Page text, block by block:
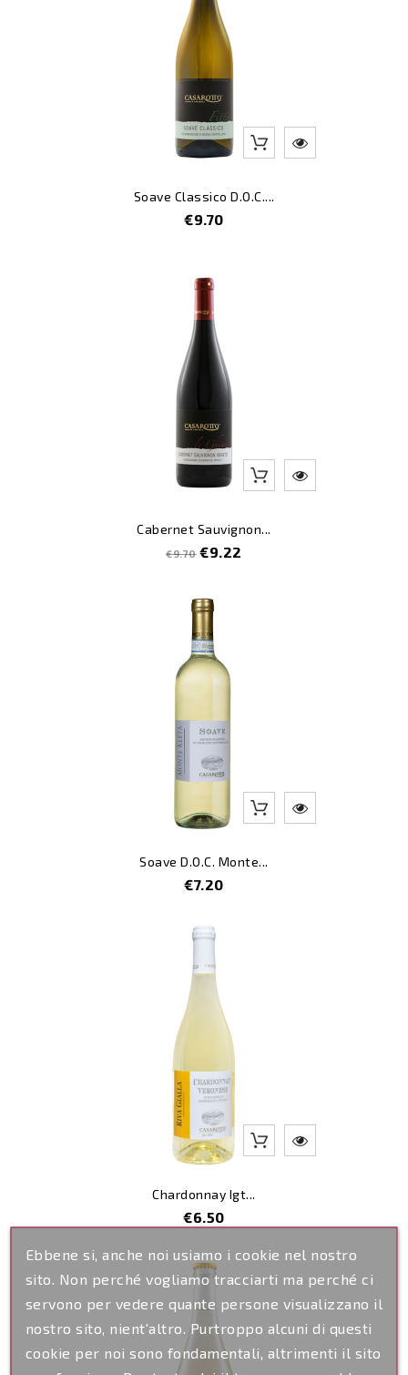
Soave Classico D.O.C....
Price
€9.70
Cabernet Sauvignon...
Regular
€9.70 Price
€9.22
Soave D.O.C. Monte...
Price
€7.20
Chardonnay Igt...
Price
€6.50
Ebbene si, anche noi usiamo i cookie nel nostro
sito. Non perché vogliamo tracciarti ma perché ci
servono per vedere quante persone visualizzano il
nostro sito, nient'altro. Purtroppo alcuni di questi
cookie per noi sono fondamentali, altrimenti il sito